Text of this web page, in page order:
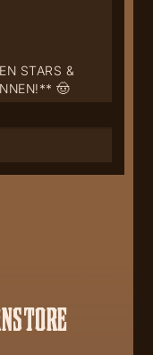
STARS &
🤠